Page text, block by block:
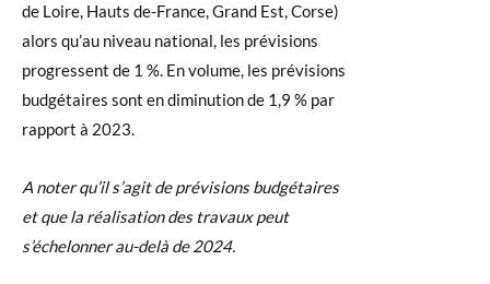
de Loire, Hauts de-France, Grand Est, Corse)
alors qu’au niveau national, les prévisions
progressent de 1 %. En volume, les prévisions
budgétaires sont en diminution de 1,9 % par
rapport à 2023.
A noter qu’il s’agit de prévisions budgétaires
et que la réalisation des travaux peut
s’échelonner au-delà de 2024.